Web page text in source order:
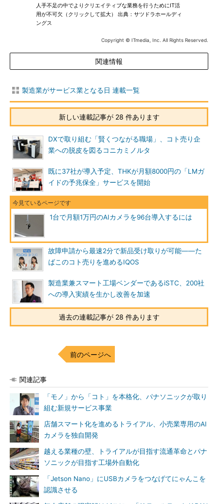
人手不足の中でよりクリエイティブな業務を行うためにIT活
用が不可欠（クリックして拡大） 出典：サツドラホールディ
ングス
Copyright © ITmedia, Inc. All Rights Reserved.
関連情報
製造業がサービス業となる日 連載一覧
新しい連載記事が 28 件あります
DXで取り組む「賢くつながる職場」、コト売り企
業への脱皮を図るコニカミノルタ
既に37社が導入予定、THKが月額8000円の「LMガ
イドの予兆保全」サービスを開始
1台で月額1万円のAIカメラを96台導入するには
故障申請から最速2分で新品受け取りが可能――た
ばこのコト売りを進めるIQOS
製造業兼スマート工場ベンダーであるiSTC、200社
への導入実績を生かし改善を加速
過去の連載記事が 28 件あります
前のページへ
関連記事
「モノ」から「コト」を本格化、パナソニックが取り
組む新規サービス事業
店舗スマート化を進めるトライアル、小売業専用のAI
カメラを独自開発
越える業種の壁、トライアルが目指す流通革命とパナ
ソニックが目指す工場外自動化
「Jetson Nano」にUSBカメラをつなげてにゃんこを
認識させる